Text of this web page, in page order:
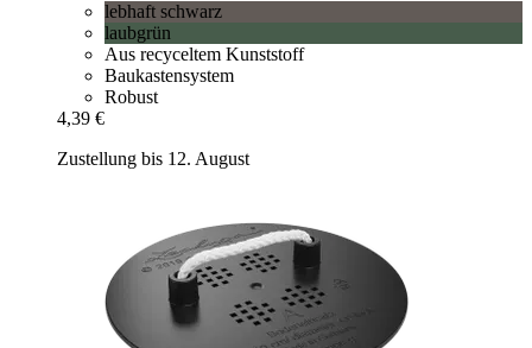
lebhaft schwarz
laubgrün
Aus recyceltem Kunststoff
Baukastensystem
Robust
4,39 €
Zustellung bis 12. August